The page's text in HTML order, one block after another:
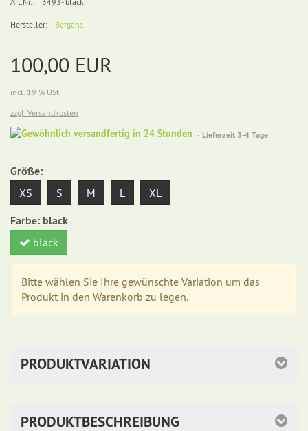
Hersteller: Bergans
100,00 EUR
incl. 19 % USt
zzgl. Versandkosten
Gewöhnlich
Lieferzeit 3-4 Tage
Größe:
XS S M L XL
Farbe: black
black
Bitte wählen Sie Ihre gewünschte Variation um das
Produkt in den Warenkorb zu legen.
PRODUKTVARIATION
PRODUKTBESCHREIBUNG